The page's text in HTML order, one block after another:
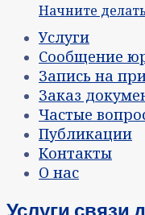
Начните
Услуги
Сообщение
Запись на
Заказ
Частые
Публикации
Контакты
О нас
Услуги связи